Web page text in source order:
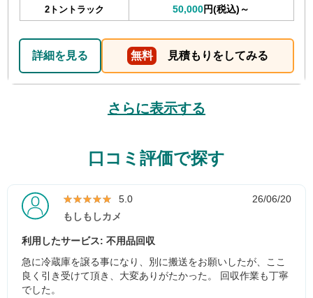
2トントラック 50,000円(税込)～
詳細を見る 無料 見積もりをしてみる
さらに表示する
口コミ評価で探す
★★★★★
★★★★★ 5.0
26/06/20
もしもしカメ
利用したサービス: 不用品回収
急に冷蔵庫を譲る事になり、別に搬送をお願いしたが、ここ
良く引き受けて頂き、大変ありがたかった。 回収作業も丁寧
でした。